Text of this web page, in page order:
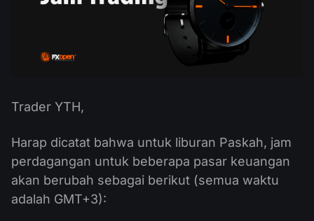
Master dan Follower
Kalender Dividen
Apa itu Trading CFD?
Apa itu Trading ECN?
Apa itu Broker Forex?
Sejarah
Trader YTH,
Harap dicatat bahwa untuk liburan Paskah, jam
perdagangan untuk beberapa pasar keuangan
akan berubah sebagai berikut (semua waktu
adalah GMT+3):